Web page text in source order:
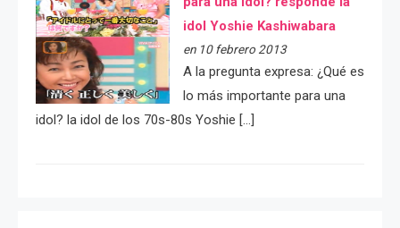
idol Yoshie Kashiwabara
en 10 febrero 2013
A la pregunta expresa: ¿Qué es
lo más importante para una
idol? la idol de los 70s-80s Yoshie […]